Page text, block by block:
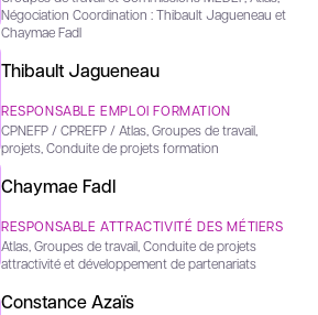
Négociation Coordination : Thibault Jagueneau et
Chaymae Fadl
CPNEFP / CPREFP / Atlas, Groupes de travail,
projets, Conduite de projets formation
Thibault Jagueneau
RESPONSABLE EMPLOI FORMATION
Atlas, Groupes de travail, Conduite de projets
attractivité et développement de partenariats
Chaymae Fadl
RESPONSABLE ATTRACTIVITÉ DES MÉTIERS
Constance Azaïs